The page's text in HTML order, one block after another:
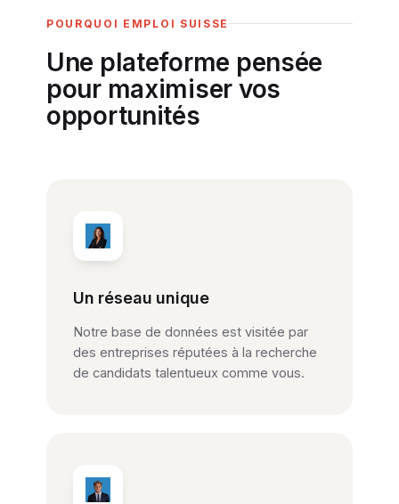
POURQUOI EMPLOI SUISSE
Une plateforme pensée
pour maximiser vos
opportunités
Un réseau unique
Notre base de données est visitée par
des entreprises réputées à la recherche
de candidats talentueux comme vous.